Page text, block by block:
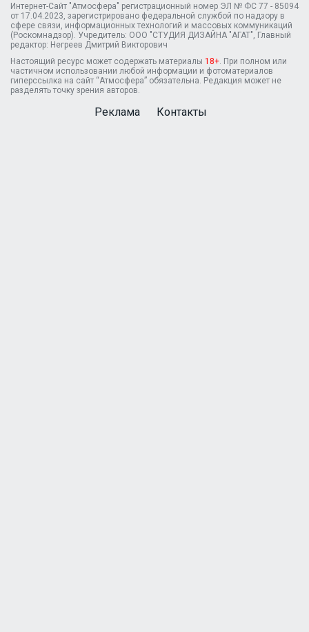
Интернет-Сайт "Атмосфера" регистрационный номер ЭЛ № ФС 77 - 85094
от 17.04.2023, зарегистрировано федеральной службой по надзору в
сфере связи, информационных технологий и массовых коммуникаций
(Роскомнадзор). Учредитель: ООО "СТУДИЯ ДИЗАЙНА "АГАТ", Главный
редактор: Негреев Дмитрий Викторович
Настоящий ресурс может содержать материалы 18+. При полном или
частичном использовании любой информации и фотоматериалов
гиперссылка на сайт “Атмосфера” обязательна. Редакция может не
разделять точку зрения авторов.
Реклама Контакты